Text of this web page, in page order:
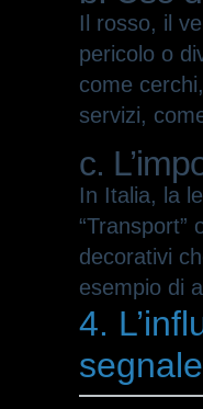
Il rosso, il
pericolo o
come
servizi,
c.
In Italia, la
“Transport”
decorativi
esempio di
4.